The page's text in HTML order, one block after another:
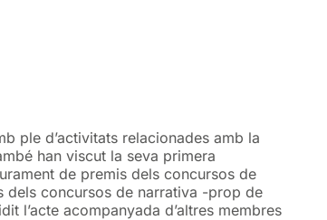
ple d’activitats relacionades amb la
han viscut la seva primera
de premis dels concursos de
dels concursos de narrativa -prop de
l’acte acompanyada d’altres membres